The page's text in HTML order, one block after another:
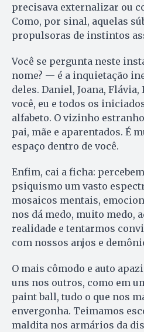
precisava externalizar ou
Como, por sinal, aquelas
propulsoras de instintos
Você se pergunta neste
nome? — é a inquietação
deles. Daniel, Joana, Flávia,
você, eu e todos os
alfabeto. O vizinho
pai, mãe e aparentados. É
espaço dentro de você.
Enfim, cai a ficha:
psiquismo um vasto
mosaicos mentais,
nos dá medo, muito medo,
realidade e tentarmos
com nossos anjos e
O mais cômodo e auto
uns nos outros, como em
paint ball, tudo o que nos
envergonha. Teimamos
maldita nos armários da